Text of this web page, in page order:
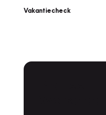
Vakantiecheck